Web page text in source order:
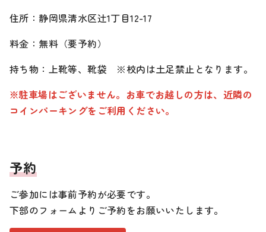
住所：静岡県清水区辻1丁目12-17
料金：無料（要予約）
持ち物：上靴等、靴袋 ※校内は土足禁止となります。
※駐車場はございません。お車でお越しの方は、近隣の
コインパーキングをご利用ください。
予約
ご参加には事前予約が必要です。
下部のフォームよりご予約をお願いいたします。